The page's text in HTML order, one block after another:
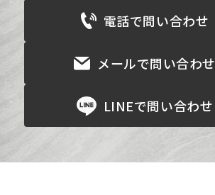
電話で問い合わせ
メールで問い合わせ
LINEで問い合わせ